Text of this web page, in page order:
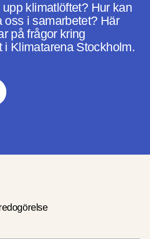
upp klimatlöftet? Hur kan
oss i samarbetet? Här
på frågor kring
i Klimatarena Stockholm.